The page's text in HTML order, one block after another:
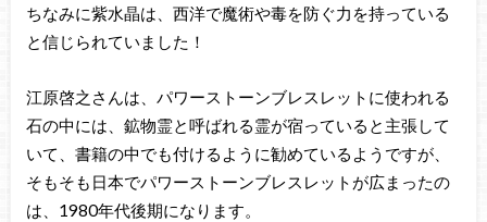
ちなみに紫水晶は、西洋で魔術や毒を防ぐ力を持っている
と信じられていました！
江原啓之さんは、パワーストーンブレスレットに使われる
石の中には、鉱物霊と呼ばれる霊が宿っていると主張して
いて、書籍の中でも付けるように勧めているようですが、
そもそも日本でパワーストーンブレスレットが広まったの
は、1980年代後期になります。